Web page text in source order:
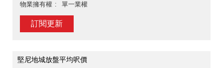
物業擁有權
單一業權
訂閱更新
堅尼地城放盤平均呎價